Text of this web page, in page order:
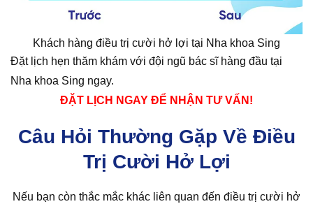
Khách hàng điều trị cười hở lợi tại Nha khoa Sing
Đặt lịch hẹn thăm khám với đội ngũ bác sĩ hàng đầu tại
Nha khoa Sing ngay.
ĐẶT LỊCH NGAY ĐỂ NHẬN TƯ VẤN!
Câu Hỏi Thường Gặp Về Điều
Trị Cười Hở Lợi
Nếu bạn còn thắc mắc khác liên quan đến điều trị cười hở